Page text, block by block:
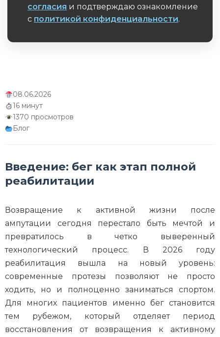
Заключение и чек-лист самоконтроля для
атлета
Часто задаваемые вопросы (FAQ)
согласия и подтверждаю ознакомление
с политикой конфиденциальности.
08.06.2026
16 минут
1370 просмотров
Блог
Введение: бег как этап полной
реабилитации
Возвращение к активной жизни после
ампутации сегодня перестало быть мечтой и
превратилось в четко выверенный
технологический процесс. В 2026 году
реабилитация вышла на новый уровень:
современные протезы позволяют не просто
ходить, но и полноценно заниматься спортом.
Для многих пациентов именно бег становится
тем рубежом, который отделяет период
восстановления от возвращения к активному